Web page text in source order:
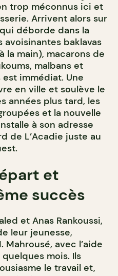
trop méconnus ici et
Arrivent alors sur
déborde dans la
baklavas
la main), macarons de
malbans et
immédiat. Une
en ville et soulève le
années plus tard, les
et la nouvelle
à son adresse
de L’Acadie juste au
et
succès
et Anas Rankoussi,
leur jeunesse,
avec l’aide
mois. Ils
le travail et,